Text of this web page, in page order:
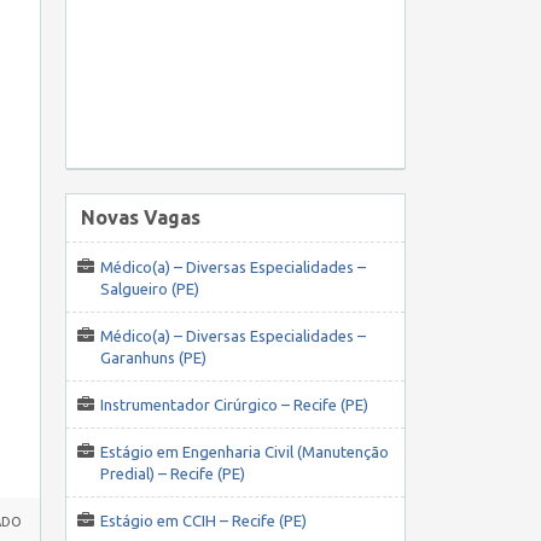
Novas Vagas
Médico(a) – Diversas Especialidades –
Salgueiro (PE)
Médico(a) – Diversas Especialidades –
Garanhuns (PE)
Instrumentador Cirúrgico – Recife (PE)
Estágio em Engenharia Civil (Manutenção
Predial) – Recife (PE)
Estágio em CCIH – Recife (PE)